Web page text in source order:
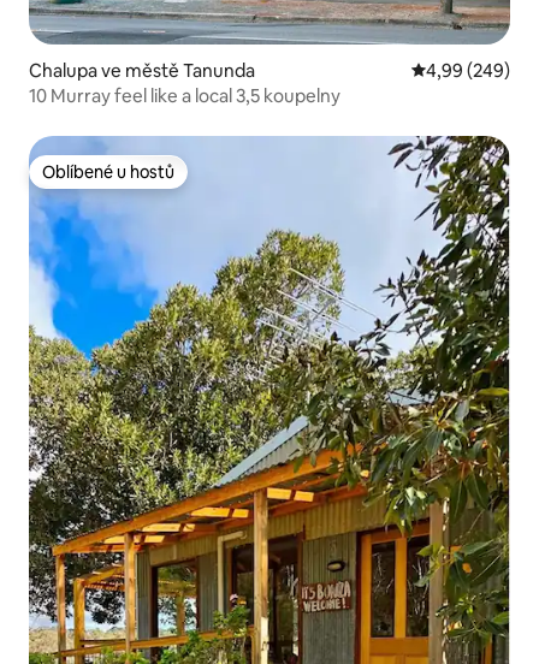
Chalupa ve městě Tanunda Průměrné
4,99 (249)
10 Murray feel like a local 3,5 koupelny
Oblíbené u hostů
Oblíbené u hostů